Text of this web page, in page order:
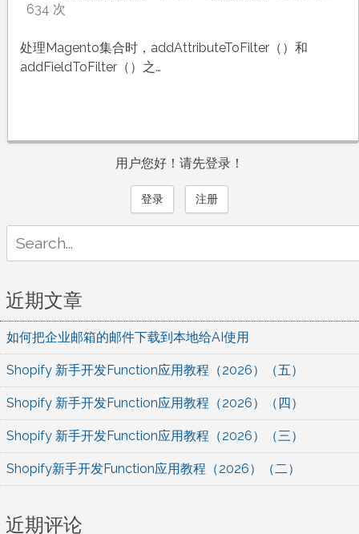
634 次
处理Magento集合时，addAttributeToFilter（）和
addFieldToFilter（）之…
用户您好！请先登录！
登录 注册
for:
近期文章
如何把企业邮箱的邮件下载到本地给AI使用
Shopify 新手开发Function应用教程（2026）（五）
Shopify 新手开发Function应用教程（2026）（四）
Shopify 新手开发Function应用教程（2026）（三）
Shopify新手开发Function应用教程（2026）（二）
近期评论